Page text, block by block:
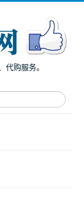
购服务。